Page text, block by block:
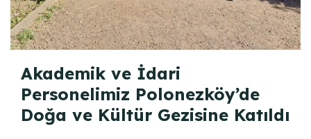
Akademik ve İdari
Personelimiz Polonezköy’de
Doğa ve Kültür Gezisine Katıldı